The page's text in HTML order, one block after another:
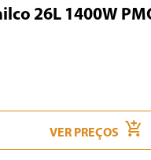
26L 1400W
VER PREÇOS